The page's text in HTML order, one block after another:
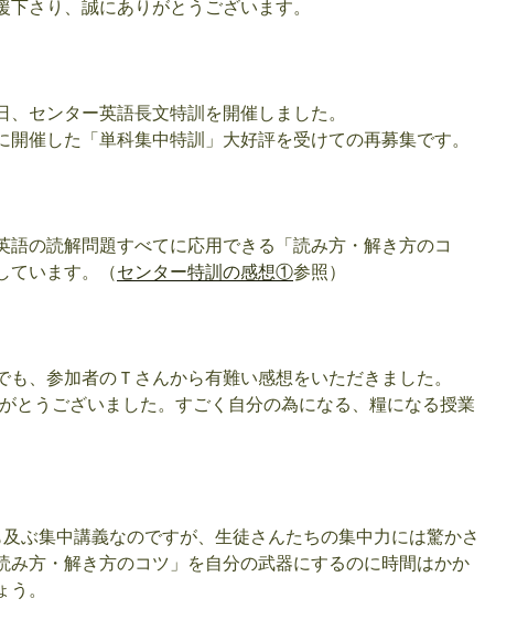
下さり、誠にありがとうございます。
、センター英語長文特訓を開催しました。
開催した「単科集中特訓」大好評を受けての再募集です。
語の読解問題すべてに応用できる「読み方・解き方のコ
ています。（センター特訓の感想①参照）
も、参加者のＴさんから有難い感想をいただきました。
とうございました。すごく自分の為になる、糧になる授業
ぶ集中講義なのですが、生徒さんたちの集中力には驚かさ
み方・解き方のコツ」を自分の武器にするのに時間はかか
う。